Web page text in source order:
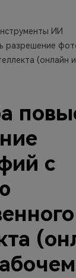
ИИ
разрешение
(онлайн
с